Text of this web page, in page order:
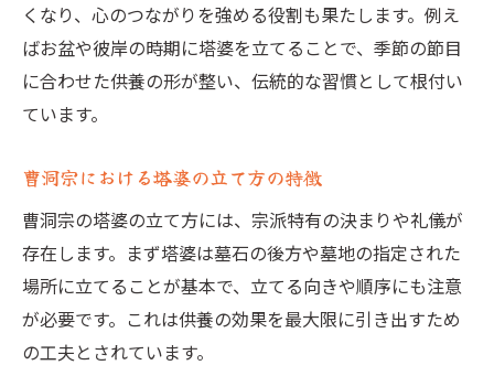
くなり、心のつながりを強める役割も果たします。例え
ばお盆や彼岸の時期に塔婆を立てることで、季節の節目
に合わせた供養の形が整い、伝統的な習慣として根付い
ています。
曹洞宗における塔婆の立て方の特徴
曹洞宗の塔婆の立て方には、宗派特有の決まりや礼儀が
存在します。まず塔婆は墓石の後方や墓地の指定された
場所に立てることが基本で、立てる向きや順序にも注意
が必要です。これは供養の効果を最大限に引き出すため
の工夫とされています。